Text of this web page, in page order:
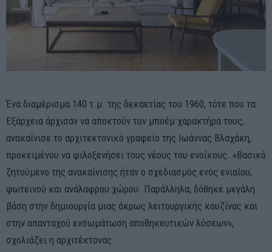
Ένα διαμέρισμα 140 τ.μ. της δεκαετίας του 1960, τότε που τα
Εξάρχεια άρχισαν να αποκτούν τον μποέμ χαρακτήρα τους,
ανακαίνισε το αρχιτεκτονικό γραφείο της Ιωάννας Βλαχάκη,
προκειμένου να φιλοξενήσει τους νέους του ενοίκους. «Βασικό
ζητούμενο της ανακαίνισης ήταν ο σχεδιασμός ενός ενιαίου,
φωτεινού και ανάλαφρου χώρου. Παράλληλα, δόθηκε μεγάλη
βάση στην δημιουργία μιας άκρως λειτουργικής κουζίνας και
στην απανταχού ενσωμάτωση αποθηκευτικών λύσεων»,
σχολιάζει η αρχιτέκτονας.